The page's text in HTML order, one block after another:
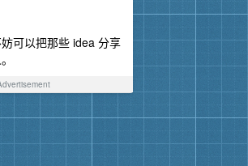
可以把那些 idea 分享